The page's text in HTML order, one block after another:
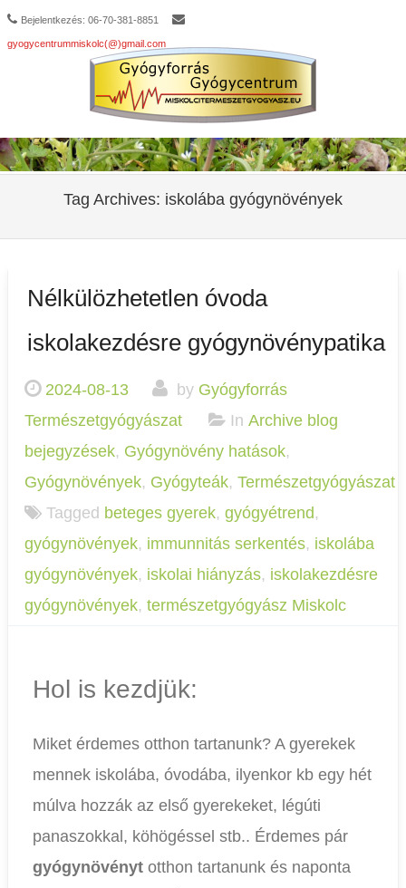
Bejelentkezés: 06-70-381-8851
gyogycentrummiskolc(@)gmail.com
Tag Archives: iskolába gyógynövények
Nélkülözhetetlen óvoda
iskolakezdésre gyógynövénypatika
2024-08-13 by Gyógyforrás
Természetgyógyászat
In Archive blog
bejegyzések, Gyógynövény hatások,
Gyógynövények, Gyógyteák, Természetgyógyászat
Tagged beteges gyerek, gyógyétrend,
gyógynövények, immunnitás serkentés, iskolába
gyógynövények, iskolai hiányzás, iskolakezdésre
gyógynövények, természetgyógyász Miskolc
Hol is kezdjük:
Miket érdemes otthon tartanunk? A gyerekek
mennek iskolába, óvodába, ilyenkor kb egy hét
múlva hozzák az első gyerekeket, légúti
panaszokkal, köhögéssel stb.. Érdemes pár
gyógynövényt otthon tartanunk és naponta